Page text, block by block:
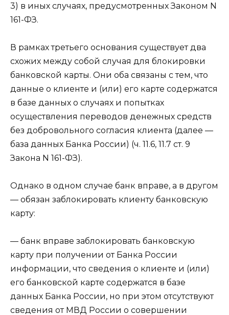
3) в иных случаях, предусмотренных Законом N
161-ФЗ.
В рамках третьего основания существует два
схожих между собой случая для блокировки
банковской карты. Они оба связаны с тем, что
данные о клиенте и (или) его карте содержатся
в базе данных о случаях и попытках
осуществления переводов денежных средств
без добровольного согласия клиента (далее —
база данных Банка России) (ч. 11.6, 11.7 ст. 9
Закона N 161-ФЗ).
Однако в одном случае банк вправе, а в другом
— обязан заблокировать клиенту банковскую
карту:
— банк вправе заблокировать банковскую
карту при получении от Банка России
информации, что сведения о клиенте и (или)
его банковской карте содержатся в базе
данных Банка России, но при этом отсутствуют
сведения от МВД России о совершении